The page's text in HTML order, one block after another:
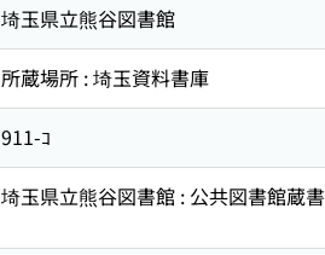
埼玉県立熊谷図書館
所蔵場所 : 埼玉資料書庫
911-ｺ
埼玉県立熊谷図書館 : 公共図書館蔵書